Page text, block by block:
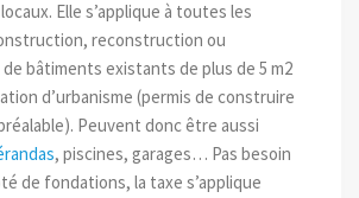
Elle s’applique à toutes les
reconstruction ou
de bâtiments existants de plus de 5 m2
d’urbanisme (permis de construire
Peuvent donc être aussi
, piscines, garages… Pas besoin
de fondations, la taxe s’applique